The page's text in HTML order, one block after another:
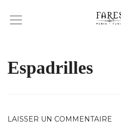
TUNIQUE
Espadrilles
LAISSER UN COMMENTAIRE